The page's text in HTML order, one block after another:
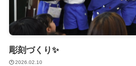
彫刻づくり✨
2026.02.10